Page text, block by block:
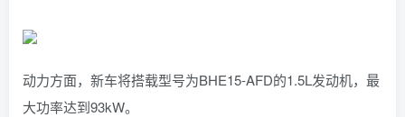
动力方面，新车将搭载型号为BHE15-AFD的1.5L发动机，最
大功率达到93kW。